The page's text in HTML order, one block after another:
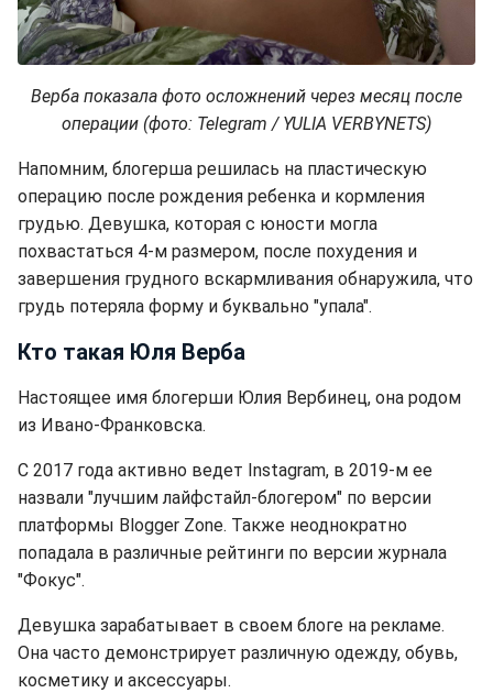
Верба показала фото осложнений через месяц после
операции (фото: Telegram / YULIA VERBYNETS)
Напомним, блогерша решилась на пластическую
операцию после рождения ребенка и кормления
грудью. Девушка, которая с юности могла
похвастаться 4-м размером, после похудения и
завершения грудного вскармливания обнаружила, что
грудь потеряла форму и буквально "упала".
Кто такая Юля Верба
Настоящее имя блогерши Юлия Вербинец, она родом
из Ивано-Франковска.
С 2017 года активно ведет Instagram, в 2019-м ее
назвали "лучшим лайфстайл-блогером" по версии
платформы Blogger Zone. Также неоднократно
попадала в различные рейтинги по версии журнала
"Фокус".
Девушка зарабатывает в своем блоге на рекламе.
Она часто демонстрирует различную одежду, обувь,
косметику и аксессуары.